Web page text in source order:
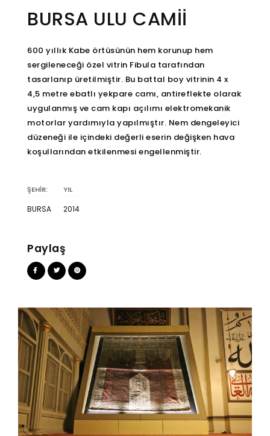
BURSA ULU CAMİİ
600 yıllık Kabe örtüsünün hem korunup hem
sergileneceği özel vitrin Fibula tarafından
tasarlanıp üretilmiştir. Bu battal boy vitrinin 4 x
4,5 metre ebatlı yekpare camı, antireflekte olarak
uygulanmış ve cam kapı açılımı elektromekanik
motorlar yardımıyla yapılmıştır. Nem dengeleyici
düzeneği ile içindeki değerli eserin değişken hava
koşullarından etkilenmesi engellenmiştir.
ŞEHİR:
BURSA
YIL
2014
Paylaş